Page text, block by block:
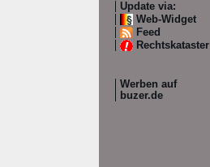
Update via:
Web-Widget
Feed
Rechtskataster
Werben auf
buzer.de